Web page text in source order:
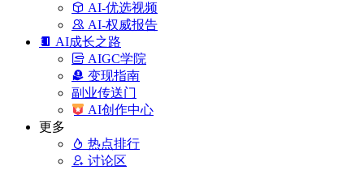
AI-优选视频
AI-权威报告
AI成长之路
AIGC学院
变现指南
副业传送门
AI创作中心
更多
热点排行
讨论区